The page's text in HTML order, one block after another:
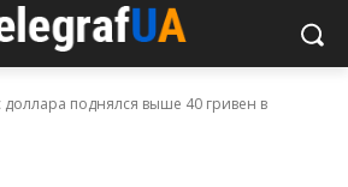
доллара поднялся выше 40 гривен в